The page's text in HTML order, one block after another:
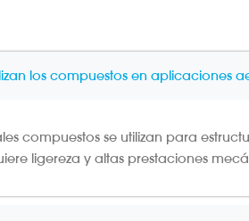
los compuestos en aplicaciones
compuestos se utilizan para
ligereza y altas prestaciones